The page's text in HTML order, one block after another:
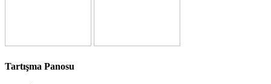
Tartışma Panosu